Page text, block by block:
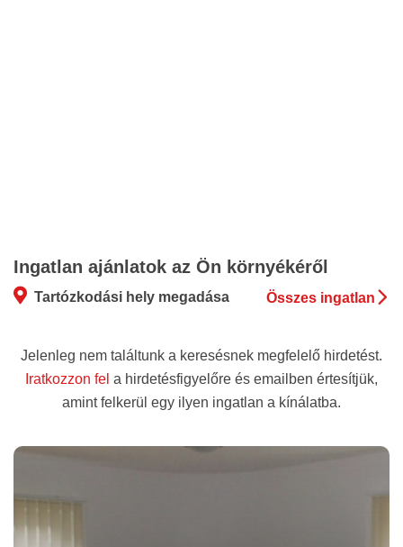
Ingatlan ajánlatok az Ön környékéről
Tartózkodási hely megadása Összes ingatlan
Jelenleg nem találtunk a keresésnek megfelelő hirdetést.
Iratkozzon fel a hirdetésfigyelőre és emailben értesítjük,
amint felkerül egy ilyen ingatlan a kínálatba.